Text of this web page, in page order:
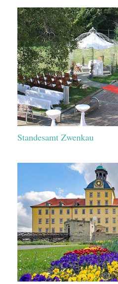
Standesamt Zwenkau